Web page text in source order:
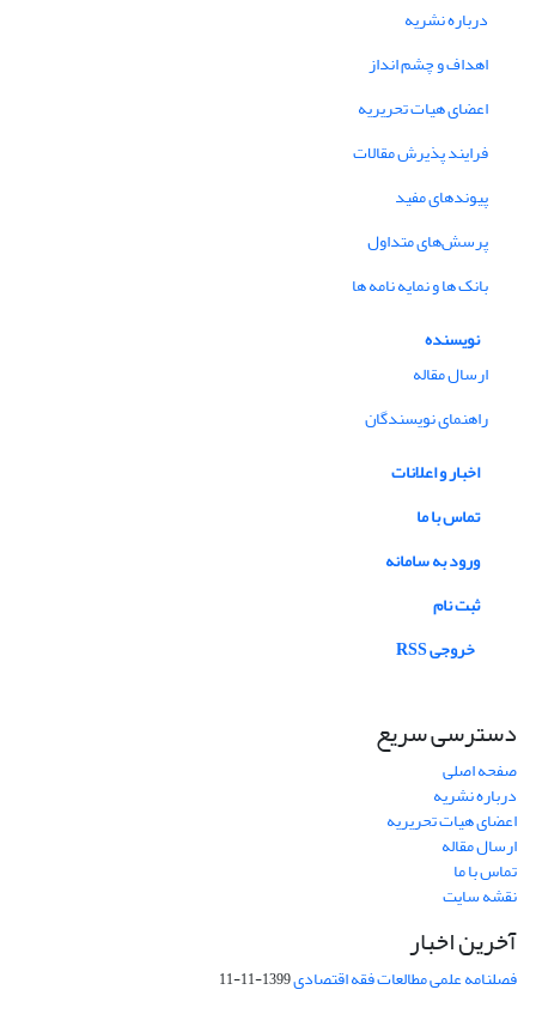
درباره نشریه
اهداف و چشم انداز
اعضای هیات تحریریه
فرایند پذیرش مقالات
پیوندهای مفید
پرسش‌های متداول
بانک ها و نمایه نامه ها
نویسنده
ارسال مقاله
راهنمای نویسندگان
اخبار و اعلانات
تماس با ما
ورود به سامانه
ثبت نام
خروجی RSS
دسترسی سریع
صفحه اصلی
درباره نشریه
اعضای هیات تحریریه
ارسال مقاله
تماس با ما
نقشه سایت
آخرین اخبار
فصلنامه علمی مطالعات فقه اقتصادی1399-11-11